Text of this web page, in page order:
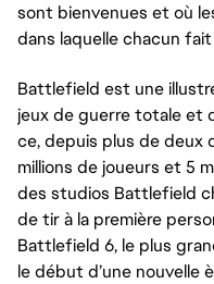
sont bienvenues et où
dans laquelle chacun
Battlefield est une
jeux de guerre totale et
ce, depuis plus de deux
millions de joueurs et 5
des studios Battlefield
de tir à la première
Battlefield 6, le plus
le début d’une nouvelle